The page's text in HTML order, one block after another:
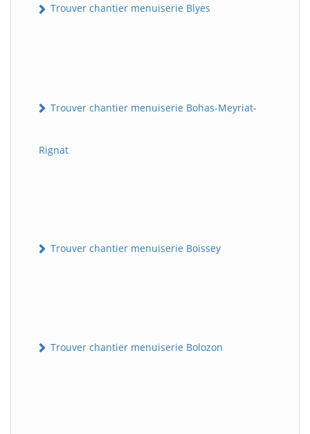
Trouver chantier menuiserie Blyes
Trouver chantier menuiserie Bohas-Meyriat-
Rignat
Trouver chantier menuiserie Boissey
Trouver chantier menuiserie Bolozon